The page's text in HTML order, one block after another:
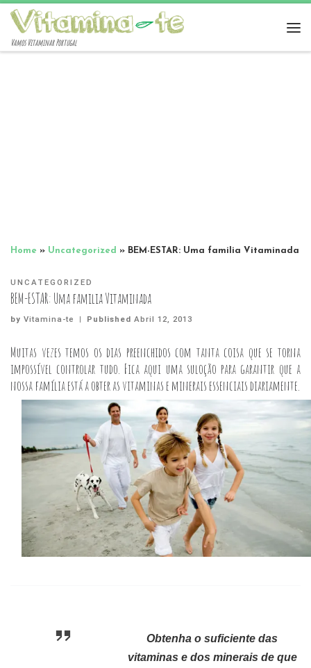
Vamos Vitaminar Portugal
Home » Uncategorized » BEM-ESTAR: Uma familia Vitaminada
UNCATEGORIZED
BEM-ESTAR: Uma familia Vitaminada
by Vitamina-te | PublishedAbril 12, 2013
Muitas vezes temos os dias preenchidos com tanta coisa que se torna
impossível controlar tudo. Fica aqui uma suloção para garantir que a
nossa família está a obter as vitaminas e minerais essenciais diariamente.
Obtenha o suficiente das
vitaminas e dos minerais de que